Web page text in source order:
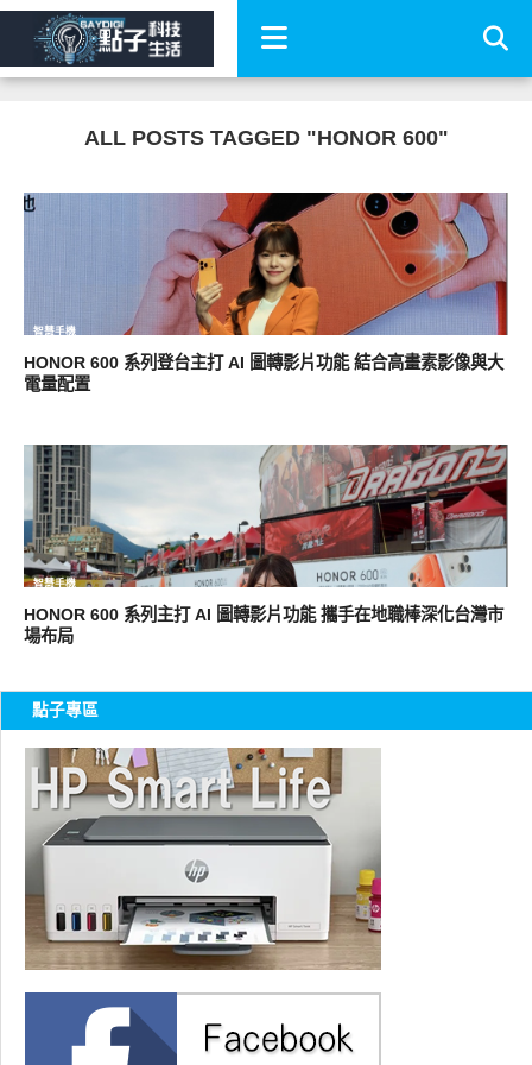
ALL POSTS TAGGED "HONOR 600"
智慧手機
HONOR 600 系列登台主打 AI 圖轉影片功能 結合高畫素影像與大
電量配置
智慧手機
HONOR 600 系列主打 AI 圖轉影片功能 攜手在地職棒深化台灣市
場布局
點子專區